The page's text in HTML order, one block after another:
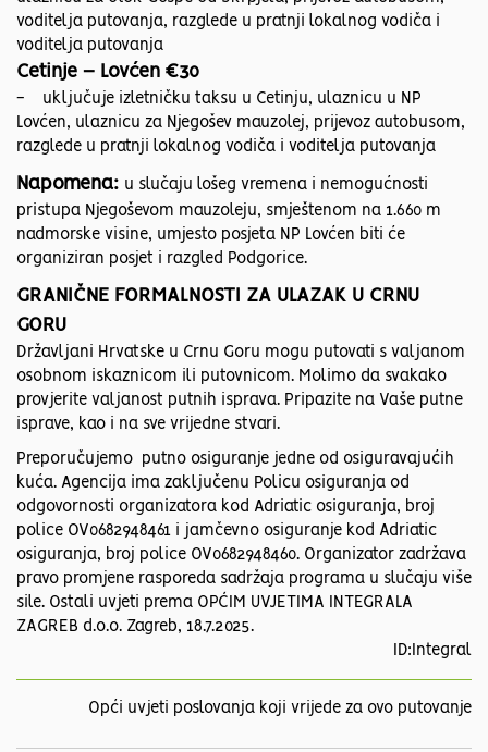
voditelja putovanja, razglede u pratnji lokalnog vodiča i
voditelja putovanja
Cetinje – Lovćen €30
- uključuje izletničku taksu u Cetinju, ulaznicu u NP
Lovćen, ulaznicu za Njegošev mauzolej, prijevoz autobusom,
razglede u pratnji lokalnog vodiča i voditelja putovanja
Napomena: u slučaju lošeg vremena i nemogućnosti
pristupa Njegoševom mauzoleju, smještenom na 1.660 m
nadmorske visine, umjesto posjeta NP Lovćen biti će
organiziran posjet i razgled Podgorice.
GRANIČNE FORMALNOSTI ZA ULAZAK U CRNU
GORU
Državljani Hrvatske u Crnu Goru mogu putovati s valjanom
osobnom iskaznicom ili putovnicom. Molimo da svakako
provjerite valjanost putnih isprava. Pripazite na Vaše putne
isprave, kao i na sve vrijedne stvari.
Preporučujemo putno osiguranje jedne od osiguravajućih
kuća. Agencija ima zaključenu Policu osiguranja od
odgovornosti organizatora kod Adriatic osiguranja, broj
police OV0682948461 i jamčevno osiguranje kod Adriatic
osiguranja, broj police OV0682948460. Organizator zadržava
pravo promjene rasporeda sadržaja programa u slučaju više
sile. Ostali uvjeti prema OPĆIM UVJETIMA INTEGRALA
ZAGREB d.o.o. Zagreb, 18.7.2025.
ID:Integral
Opći uvjeti poslovanja koji vrijede za ovo putovanje